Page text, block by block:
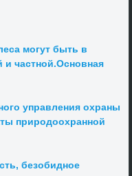
могут быть в
и частной.Основная
управления охраны
природоохранной
безобидное